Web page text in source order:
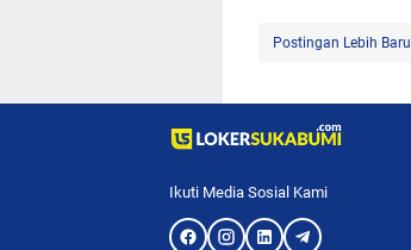
Postingan Lebih Baru
Ikuti Media Sosial Kami